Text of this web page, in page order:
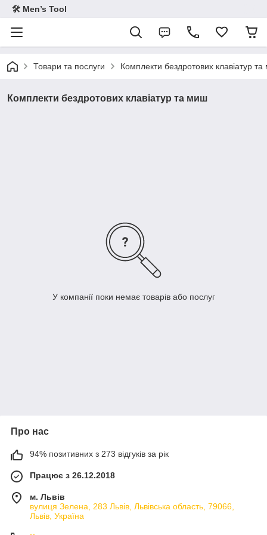
🛠 Men’s Tool
Товари та послуги Комплекти бездротових клавіатур
Комплекти бездротових клавіатур та миш
У компанії поки немає товарів або послуг
Про нас
94% позитивних з 273 відгуків за рік
Працює з 26.12.2018
м. Львів
вулиця Зелена, 283 Львів, Львівська область, 79066,
Львів, Україна